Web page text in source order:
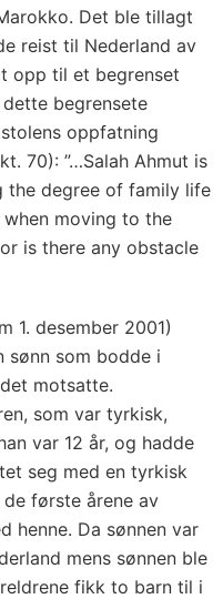
Det ble tillagt
reist til Nederland av
opp til et begrenset
begrensete
oppfatning
70): ”…Salah Ahmut is
the degree of family life
moving to the
is there any obstacle
1. desember 2001)
sønn som bodde i
motsatte.
som var tyrkisk,
var 12 år, og hadde
seg med en tyrkisk
første årene av
henne. Da sønnen var
mens sønnen ble
fikk to barn til i